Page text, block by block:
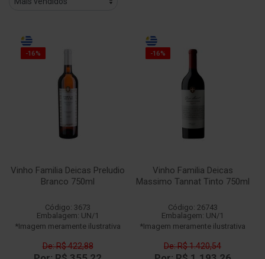
-16%
Vinho Familia Deicas Preludio
Branco 750ml
Código: 3673
Embalagem: UN/1
*Imagem meramente ilustrativa
De: R$ 422,88
-16%
Vinho Familia Deicas
Massimo Tannat Tinto 750ml
Código: 26743
Embalagem: UN/1
*Imagem meramente ilustrativa
De: R$ 1.420,54